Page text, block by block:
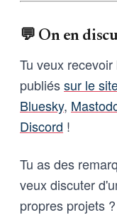
💬 On en
Tu veux
publiéssur le
Bluesky,
Discord !
Tu as des
veux discuter
propres projets